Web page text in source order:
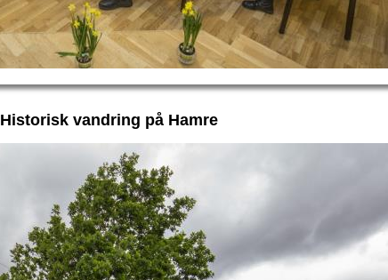
Historisk vandring på Hamre